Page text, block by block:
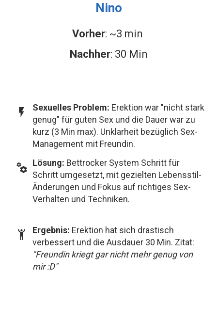
Nino
Vorher: ~3 min
Nachher: 30 Min
Sexuelles Problem: Erektion war "nicht stark
genug" für guten Sex und die Dauer war zu
kurz (3 Min max). Unklarheit bezüglich Sex-
Management mit Freundin.
Lösung: Bettrocker System Schritt für
Schritt umgesetzt, mit gezielten Lebensstil-
Änderungen und Fokus auf richtiges Sex-
Verhalten und Techniken.
Ergebnis: Erektion hat sich drastisch
verbessert und die Ausdauer 30 Min. Zitat:
"Freundin kriegt gar nicht mehr genug von
mir :D"